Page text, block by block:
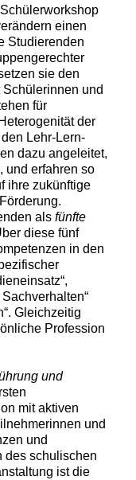
einen
Studierenden
sie den
und
für
der
Lehr-Lern-
dazu angeleitet,
und erfahren so
ihre zukünftige
als fünfte
diese fünf
in den
Gleichzeitig
Profession
und
mit aktiven
und
und
des schulischen
ist die